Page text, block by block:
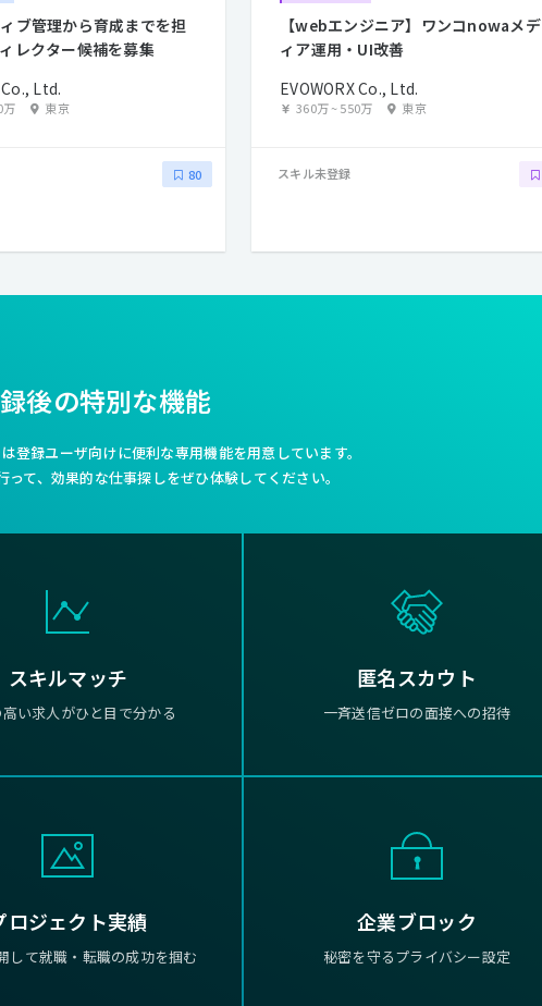
ブ管理から育成までを担
レクター候補を募集
Ltd.
万 東京
80
【webエンジニア】ワンコnowaメデ
ィア運用・UI改善
EVOWORX Co., Ltd.
360万~550万 東京
スキル未登録
後の特別な機能
登録ユーザ向けに便利な専用機能を用意しています。
って、効果的な仕事探しをぜひ体験してください。
スキルマッチ
い求人がひと目で分かる
匿名スカウト
一斉送信ゼロの面接への招待
ロジェクト実績
して就職・転職の成功を掴む
企業ブロック
秘密を守るプライバシー設定